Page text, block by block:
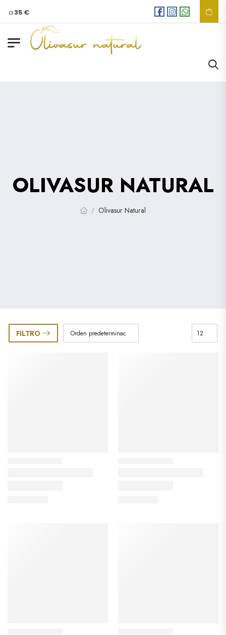
a35 €
OLIVASUR NATURAL
/ Olivasur Natural
FILTRO